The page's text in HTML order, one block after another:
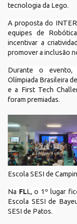
tecnologia da Lego.
A proposta do
equipes de
incentivar a
promover a inclusão
Durante o evento,
Olímpiada Brasileira
e a First Tech
foram premiadas.
Escola SESI de
Na FLL, o 1º lugar
Escola SESI de
SESI de Patos.